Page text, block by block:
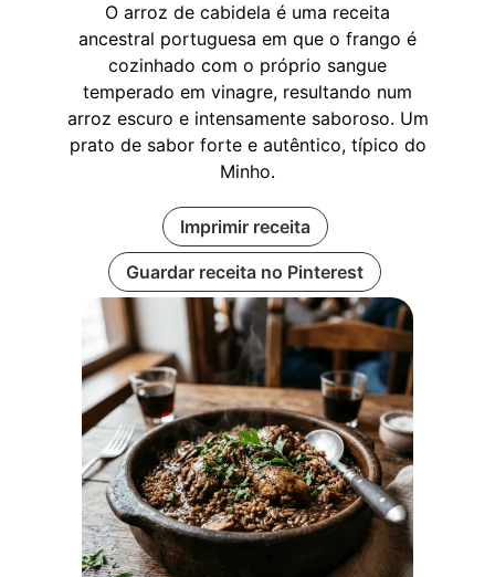
O arroz de cabidela é uma receita
ancestral portuguesa em que o frango é
cozinhado com o próprio sangue
temperado em vinagre, resultando num
arroz escuro e intensamente saboroso. Um
prato de sabor forte e autêntico, típico do
Minho.
Imprimir receita
Guardar receita no Pinterest